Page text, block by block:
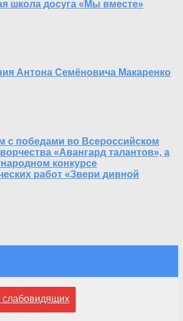
школа досуга «Мы вместе»
Антона Семёновича Макаренко
с победами во Всероссийском
«Авангард талантов», а
конкурсе
работ «Звери дивной
слабовидящих